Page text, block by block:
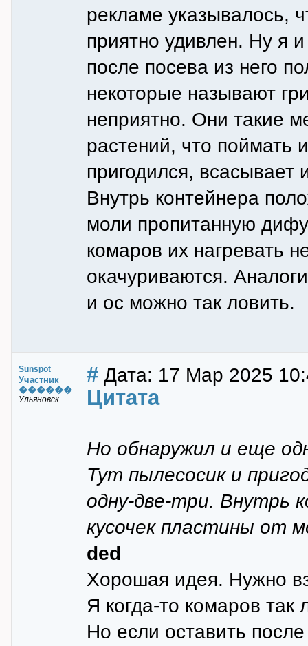
рекламе указывалось,
приятно удивлен. Ну я
после посева из него
некоторые называют
неприятно. Они такие
растений, что поймать
пригодился, всасывает
Внутрь контейнера
моли пропитанную
комаров их нагревать
окачуриваются.
и ос можно так ловить.
Sunspot
Участник
������
Ульяновск
# Дата: 17 Мар 2025
Цитата
Но обнаружил и еще
Тут пылесосик и
одну-две-три. Внутрь
кусочек пластины от
ded
Хорошая идея. Нужно
Я когда-то комаров
Но если оставить